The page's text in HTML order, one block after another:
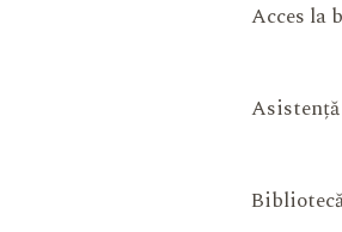
Acces la